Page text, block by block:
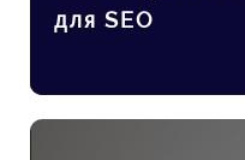
для SEO